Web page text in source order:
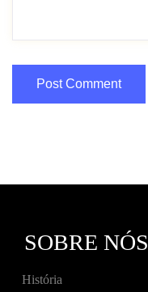
SOBRE NÓS
História